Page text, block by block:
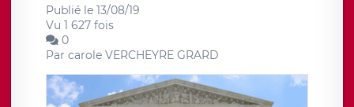
Publié le 13/08/19
Vu 1 627 fois
0
Par carole VERCHEYRE GRARD